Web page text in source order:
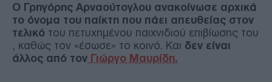
Ο Γρηγόρης Αρναούτογλου ανακοίνωσε αρχικά
το όνομα του παίκτη που πάει απευθείας στον
τελικό του πετυχημένου παιχνιδιού επιβίωσης του
, καθώς τον «έσωσε» το κοινό. Και δεν είναι
άλλος από τον Γιώργο Μαυρίδη.